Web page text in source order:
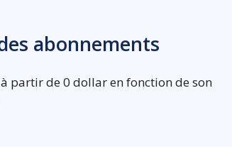
abonnements
partir de 0 dollar en fonction de son